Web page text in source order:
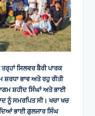
ਸਿਲਵਰ ਬੈਰੀ ਪਾਰਕ
ਭਾਵ ਅਤੇ ਰਹੁ ਰੀਤੀ
ਸ਼ਹੀਦ ਸਿੰਘਾਂ ਅਤੇ ਭਾਈ
ਨੂੰ ਸਮਰਪਿਤ ਸੀ। ਖਚਾ ਖਚ
ਭਾਈ ਗੁਲਜਾਰ ਸਿੰਘ